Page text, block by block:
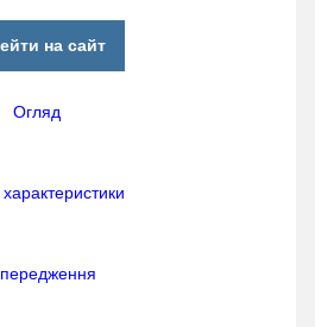
на сайт
Огляд
характеристики